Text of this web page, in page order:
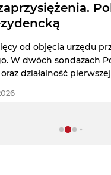
od objęcia urzędu
W dwóch sondażach
działalność